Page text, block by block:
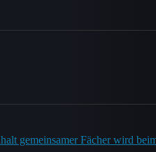
gemeinsamer Fächer wird